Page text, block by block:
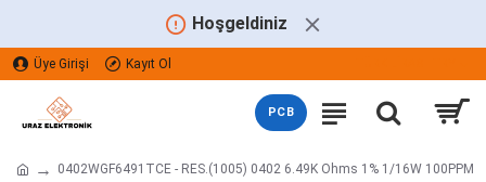
Hoşgeldiniz
Üye Girişi Kayıt Ol
PCB
0402WGF6491TCE - RES.(1005) 0402 6.49K Ohms 1% 1/16W 100PPM